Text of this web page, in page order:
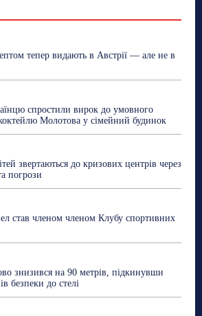
Сад та город Світ
Топ-новини Фоторепортаж
тепер видають в Австрії — але не в
спростили вирок до умовного
Молотова у сімейний будинок
звертаються до кризових центрів через
погрози
став членом членом Клубу спортивних
знизився на 90 метрів, підкинувши
безпеки до стелі